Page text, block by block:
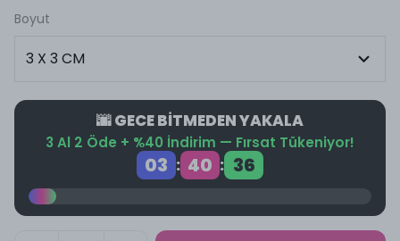
Boyut
🌆 GECE BİTMEDEN YAKALA
3 Al 2 Öde + %40 İndirim — Fırsat Tükeniyor!
03 : 40 : 36